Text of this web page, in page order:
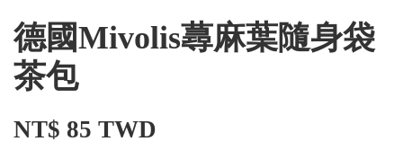
德國Mivolis蕁麻葉隨身袋
茶包
NT$ 85 TWD